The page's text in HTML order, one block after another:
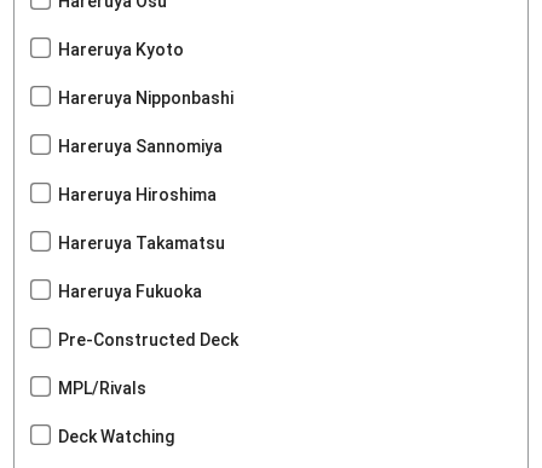
Hareruya Kyoto
Hareruya Nipponbashi
Hareruya Sannomiya
Hareruya Hiroshima
Hareruya Takamatsu
Hareruya Fukuoka
Pre-Constructed Deck
MPL/Rivals
Deck Watching